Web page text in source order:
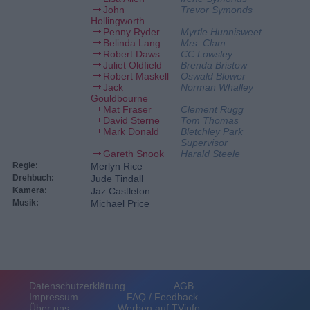
John
Hollingworth
Trevor Symonds
Penny Ryder
Myrtle Hunnisweet
Belinda Lang
Mrs. Clam
Robert Daws
CC Lowsley
Juliet Oldfield
Brenda Bristow
Robert Maskell
Oswald Blower
Jack
Gouldbourne
Norman Whalley
Mat Fraser
Clement Rugg
David Sterne
Tom Thomas
Mark Donald
Bletchley Park
Supervisor
Gareth Snook
Harald Steele
Regie: Merlyn Rice
Drehbuch: Jude Tindall
Kamera: Jaz Castleton
Musik: Michael Price
Datenschutzerklärung
AGB
Impressum
FAQ / Feedback